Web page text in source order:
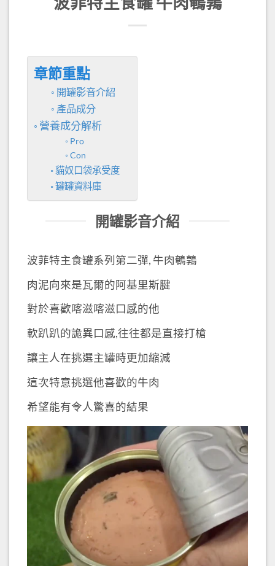
章節重點
開罐影音介紹
產品成分
營養成分解析
Pro
Con
貓奴口袋承受度
罐罐資料庫
開罐影音介紹
波菲特主食罐系列第二彈, 牛肉鵪鶉
肉泥向來是瓦爾的阿基里斯腱
對於喜歡喀滋喀滋口感的他
軟趴趴的詭異口感,往往都是直接打槍
讓主人在挑選主罐時更加縮減
這次特意挑選他喜歡的牛肉
希望能有令人驚喜的結果